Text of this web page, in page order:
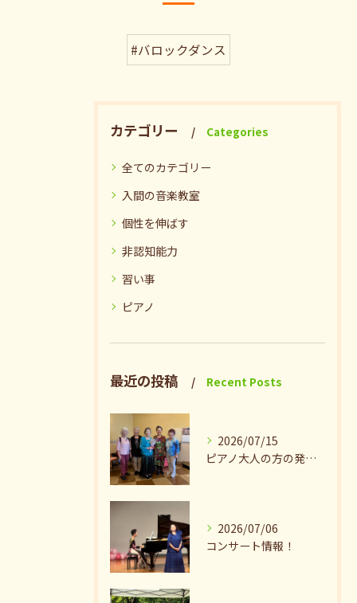
#バロックダンス
カテゴリー Categories
全てのカテゴリー
入間の音楽教室
個性を伸ばす
非認知能力
習い事
ピアノ
最近の投稿 Recent Posts
2026/07/15
ピアノ大人の方の発表会兼ねたお茶会🎵
2026/07/06
コンサート情報！